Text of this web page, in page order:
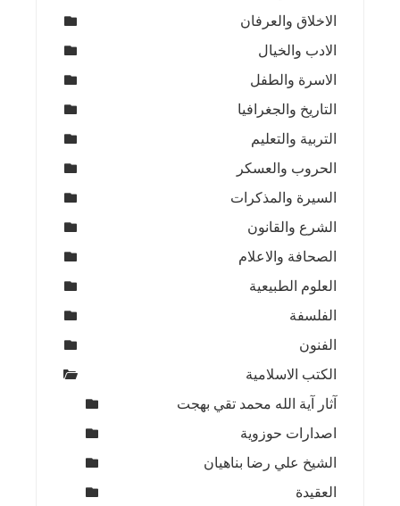
الاخلاق والعرفان
الادب والخيال
الاسرة والطفل
التاريخ والجغرافيا
التربية والتعليم
الحروب والعسكر
السيرة والمذكرات
الشرع والقانون
الصحافة والاعلام
العلوم الطبيعية
الفلسفة
الفنون
الكتب الاسلامية
آثار آية الله محمد تقي بهجت
اصدارات حوزوية
الشيخ علي رضا بناهيان
العقيدة